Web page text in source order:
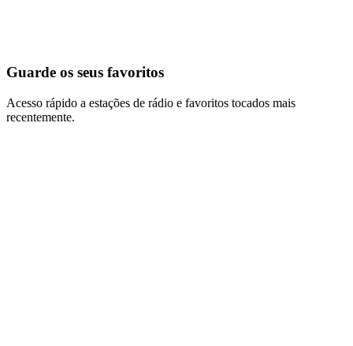
Guarde os seus favoritos
Acesso rápido a estações de rádio e favoritos tocados mais
recentemente.